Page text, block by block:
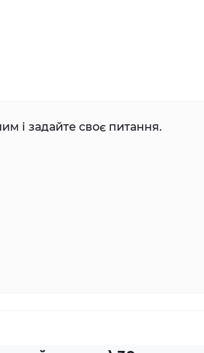
і задайте своє питання.